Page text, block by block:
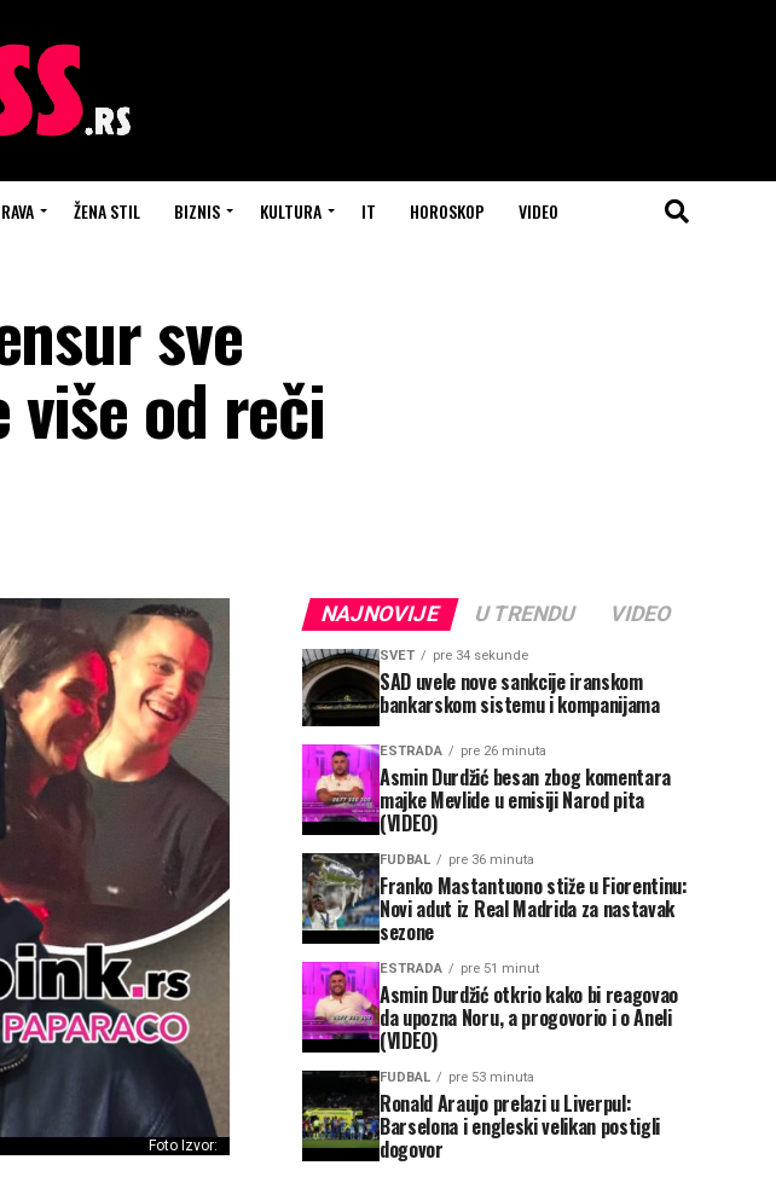
ŽENA STIL BIZNIS KULTURA IT HOROSKOP VIDEO
sve
više od reči
Foto Izvor:
NAJNOVIJE U TRENDU VIDEO
SVET pre 34 sekunde
SAD uvele nove sankcije iranskom
bankarskom sistemu i kompanijama
ESTRADA pre 26 minuta
Asmin Durdžić besan zbog komentara
majke Mevlide u emisiji Narod pita
(VIDEO)
FUDBAL pre 36 minuta
Franko Mastantuono stiže u Fiorentinu:
Novi adut iz Real Madrida za nastavak
sezone
ESTRADA pre 51 minut
Asmin Durdžić otkrio kako bi reagovao
da upozna Noru, a progovorio i o Aneli
(VIDEO)
FUDBAL pre 53 minuta
Ronald Araujo prelazi u Liverpul:
Barselona i engleski velikan postigli
dogovor